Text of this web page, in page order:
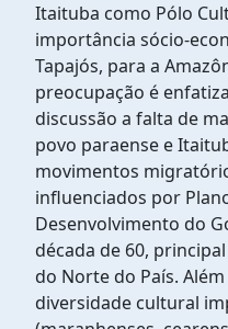
Itaituba como Pólo
importância sócio-
Tapajós, para a
preocupação é
discussão a falta de
povo paraense e
movimentos
influenciados por
Desenvolvimento do
década de 60,
do Norte do País.
diversidade cultural